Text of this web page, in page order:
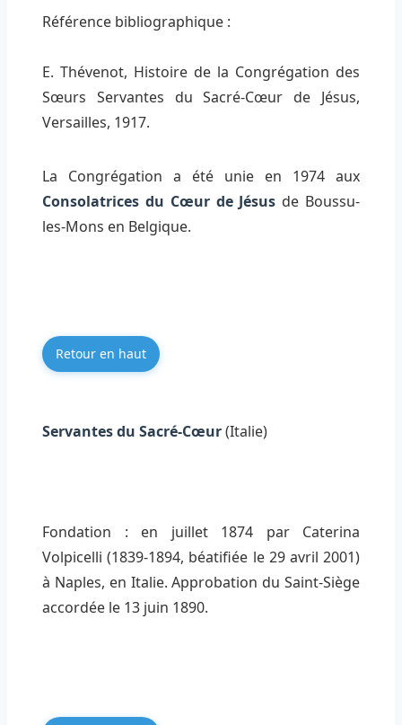
Référence bibliographique :
E. Thévenot, Histoire de la Congrégation des
Sœurs Servantes du Sacré-Cœur de Jésus,
Versailles, 1917.
La Congrégation a été unie en 1974 aux
Consolatrices du Cœur de Jésus de Boussu-
les-Mons en Belgique.
Retour en haut
Servantes du Sacré-Cœur(Italie)
Fondation : en juillet 1874 par Caterina
Volpicelli (1839-1894, béatifiée le 29 avril 2001)
à Naples, en Italie. Approbation du Saint-Siège
accordée le 13 juin 1890.